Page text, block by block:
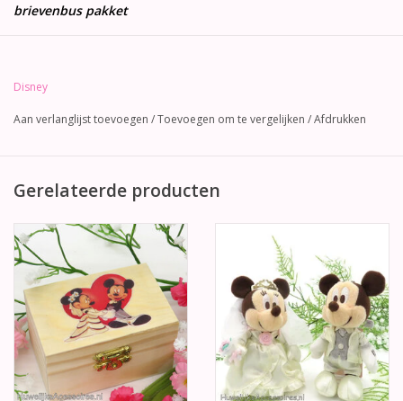
brievenbus pakket
Disney
Aan verlanglijst toevoegen /Toevoegen om te vergelijken /Afdrukken
Gerelateerde producten